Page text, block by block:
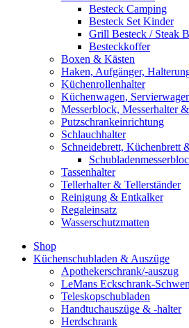
Besteck Camping
Besteck Set Kinder
Grill Besteck / Steak
Besteckkoffer
Boxen & Kästen
Haken, Aufgänger,
Küchenrollenhalter
Küchenwagen,
Messerblock, Messerhalter
Putzschrankeinrichtung
Schlauchhalter
Schneidebrett, Küchenbrett
Tassenhalter
Tellerhalter & Tellerständer
Reinigung & Entkalker
Regaleinsatz
Wasserschutzmatten
Shop
Küchenschubladen & Auszüge
Apothekerschrank/-auszug
LeMans Eckschrank-
Teleskopschubladen
Handtuchauszüge & -halter
Herdschrank